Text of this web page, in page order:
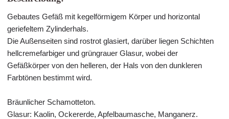
Gebautes Gefäß mit kegelförmigem Körper und horizontal
geriefeltem Zylinderhals.
Die Außenseiten sind rostrot glasiert, darüber liegen Schichten
hellcremefarbiger und grüngrauer Glasur, wobei der
Gefäßkörper von den helleren, der Hals von den dunkleren
Farbtönen bestimmt wird.
Bräunlicher Schamotteton.
Glasur: Kaolin, Ockererde, Apfelbaumasche, Manganerz.